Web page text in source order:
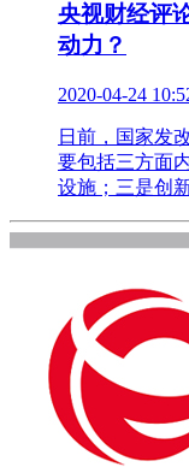
央视财经评
动力？
2020-04-24
日前，国家发
要包括三方面
设施；三是创